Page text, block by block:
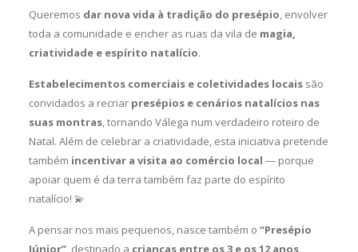
Queremos dar nova vida à tradição do presépio, envolver
toda a comunidade e encher as ruas da vila de magia,
criatividade e espírito natalício.
Estabelecimentos comerciais e coletividades locaissão
convidados a recriar presépios e cenários natalícios nas
suas montras, tornando Válega num verdadeiro roteiro de
Natal. Além de celebrar a criatividade, esta iniciativa pretende
também incentivar a visita ao comércio local — porque
apoiar quem é da terra também faz parte do espírito
natalício! 💫
A pensar nos mais pequenos, nasce também o “Presépio
Júnior”, destinado a crianças entre os 3 e os 12 anos,